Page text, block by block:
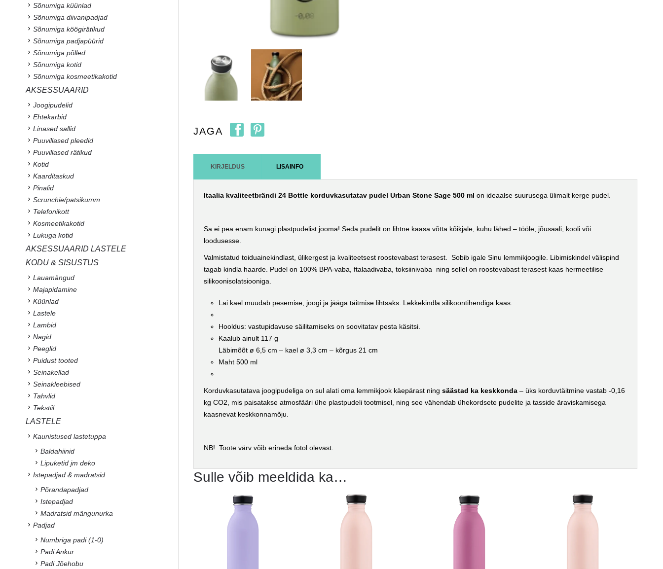
JAGA
KIRJELDUS LISAINFO
Itaalia kvaliteetbrändi 24 Bottle korduvkasutatav pudel Urban Stone Sage 500 ml on ideaalse suurusega ülimalt kerge pudel.
Sa ei pea enam kunagi plastpudelist jooma! Seda pudelit on lihtne kaasa võtta kõikjale, kuhu lähed – tööle, jõusaali, kooli või
loodusesse.
Valmistatud toiduainekindlast, ülikergest ja kvaliteetsest roostevabast terasest. Sobib igale Sinu lemmikjoogile. Libimiskindel välispind
tagab kindla haarde. Pudel on 100% BPA-vaba, ftalaadivaba, toksiinivaba ning sellel on roostevabast terasest kaas hermeetilise
silikoonisolatsiooniga.
Lai kael muudab pesemise, joogi ja jääga täitmise lihtsaks. Lekkekindla silikoontihendiga kaas.
Hooldus: vastupidavuse säilitamiseks on soovitatav pesta käsitsi.
Kaalub ainult 117 g
Läbimõõt ø 6,5 cm – kael ø 3,3 cm – kõrgus 21 cm
Maht 500 ml
Korduvkasutatava joogipudeliga on sul alati oma lemmikjook käepärast ningsäästad ka keskkonda – üks korduvtäitmine vastab -0,16
kg CO2, mis paisatakse atmosfääri ühe plastpudeli tootmisel, ning see vähendab ühekordsete pudelite ja tasside äraviskamisega
kaasnevat keskkonnamõju.
NB! Toote värv võib erineda fotol olevast.
Sulle võib meeldida ka…
Sõnumiga küünlad
Sõnumiga diivanipadjad
Sõnumiga köögirätikud
Sõnumiga padjapüürid
Sõnumiga põlled
Sõnumiga kotid
Sõnumiga kosmeetikakotid
AKSESSUAARID
Joogipudelid
Ehtekarbid
Linased sallid
Puuvillased pleedid
Puuvillased rätikud
Kotid
Kaarditaskud
Pinalid
Scrunchie/patsikumm
Telefonikott
Kosmeetikakotid
Lukuga kotid
AKSESSUAARID LASTELE
KODU & SISUSTUS
Lauamängud
Majapidamine
Küünlad
Lastele
Lambid
Nagid
Peeglid
Puidust tooted
Seinakellad
Seinakleebised
Tahvlid
Tekstiil
LASTELE
Kaunistused lastetuppa
Baldahiinid
Lipuketid jm deko
Istepadjad & madratsid
Põrandapadjad
Istepadjad
Madratsid mängunurka
Padjad
Numbriga padi (1-0)
Padi Ankur
Padi Jõehobu